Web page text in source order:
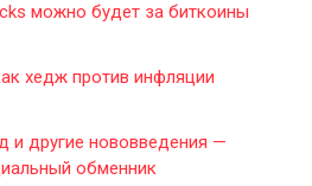
можно будет за биткоины
хедж против инфляции
и другие нововведения —
обменник